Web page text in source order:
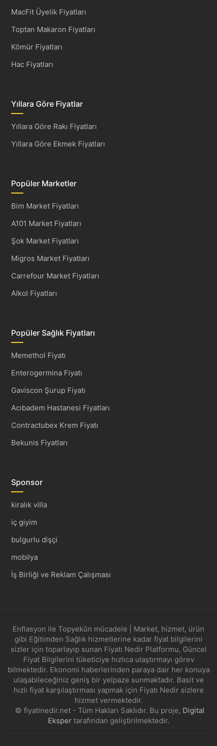
MacFit Üyelik Fiyatları
Toptan Makaron Fiyatları
Kömür Fiyatları
Hac Fiyatları
Yıllara Göre Fiyatlar
Yıllara Göre Rakı Fiyatları
Yıllara Göre Ekmek Fiyatları
Popüler Marketler
Bim Market Fiyatları
A101 Market Fiyatları
Şok Market Fiyatları
Migros Market Fiyatları
Carrefour Market Fiyatları
Alkol Fiyatları
Popüler Sağlık Fiyatları
Memethol Fiyatı
Enterogermina Fiyatı
Gaviscon Şurup Fiyatı
Acıbadem Hastanesi Fiyatları
Contractubex Krem Fiyatı
Bekunis Fiyatları
Sponsor
kiralık villa
iç giyim
bulgurlu dişçi
mobilya
İş Birliği ve Reklam Çalışması
Enflasyon ile Topyekûn mücadele | Market, hizmet, ürün
gibi Eğitimden Sağlık hizmetlerine kadar fiyat bilgilerini
sizler için toparlayıp sunan Fiyatı Nedir Platformu, Güncel
Fiyat Bilgilerini tüketiciye hızlıca ulaştırmayı görev
bilmektedir. Ekonomi haberlerinden paraya dair her konuya
ulaşabileceğiniz geniş bir yelpaze sunmaktadır. Basit ve
hızlı fiyat karşılaştırması yapmak için Fiyatı Nedir sizlere
hizmet vermektedir.
© fiyatinedir.net - Tüm Hakları Saklıdır. Bu proje, Digital
Ekspertarafından geliştirilmektedir.